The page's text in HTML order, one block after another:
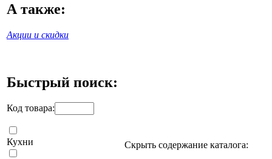
А также:
Акции и скидки
Быстрый поиск:
Код товара:
Кухни Скрыть содержание каталога: